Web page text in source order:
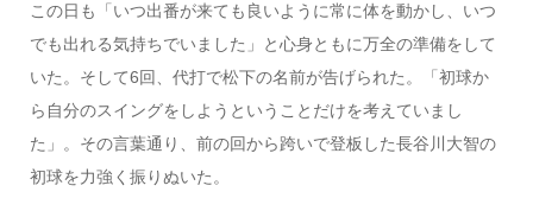
この日も「いつ出番が来ても良いように常に体を動かし、いつ
でも出れる気持ちでいました」と心身ともに万全の準備をして
いた。そして6回、代打で松下の名前が告げられた。「初球か
ら自分のスイングをしようということだけを考えていまし
た」。その言葉通り、前の回から跨いで登板した長谷川大智の
初球を力強く振りぬいた。